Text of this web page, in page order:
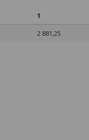
1
2 881,25